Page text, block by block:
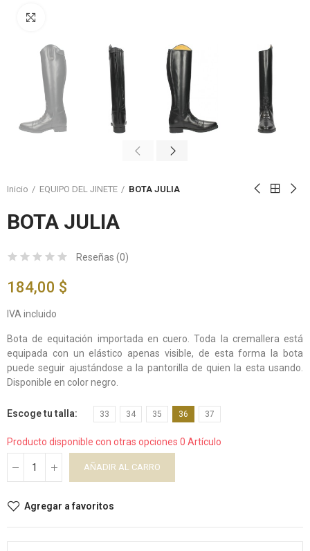
Inicio EQUIPO DEL JINETE BOTA JULIA
BOTA JULIA
Reseñas (0)
184,00 $
IVA incluido
Bota de equitación importada en cuero. Toda la cremallera está
equipada con un elástico apenas visible, de esta forma la bota
puede seguir ajustándose a la pantorilla de quien la esta usando.
Disponible en color negro.
Escoge tu talla 33 34 35 36 37
Producto disponible con otras opciones 0 Artículo
AÑADIR AL CARRO
Agregar a favoritos